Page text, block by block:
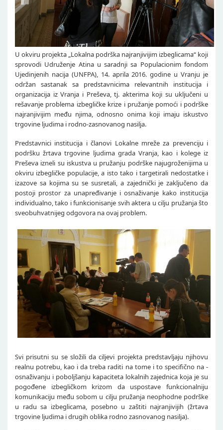
U okviru projekta „Lokalna podrška najranjivijim izbeglicama“ koji
sprovodi Udruženje Atina u saradnji sa Populacionim fondom
Ujedinjenih nacija (UNFPA), 14. aprila 2016. godine u Vranju je
održan sastanak sa predstavnicima relevantnih institucija i
organizacija iz Vranja i Preševa, tj. akterima koji su uključeni u
rešavanje problema izbegličke krize i pružanje pomoći i podrške
najranjivijim među njima, odnosno onima koji imaju iskustvo
trgovine ljudima i rodno-zasnovanog nasilja.
Predstavnici institucija i članovi Lokalne mreže za prevenciju i
podršku žrtava trgovine ljudima grada Vranja, kao i kolege iz
Preševa izneli su iskustva u pružanju podrške najugroženijima u
okviru izbegličke populacije, a isto tako i targetirali nedostatke i
izazove sa kojima su se susretali, a zajednički je zaključeno da
postoji prostor za unapređivanje i osnaživanje kako institucija
individualno, tako i funkcionisanje svih aktera u cilju pružanja što
sveobuhvatnijeg odgovora na ovaj problem.
Svi prisutni su se složili da ciljevi projekta predstavljaju njihovu
realnu potrebu, kao i da treba raditi na tome i to specifično na -
osnaživanju i poboljšanju kapaciteta lokalnih zajednica koja je su
pogođene izbegličkom krizom da uspostave funkcionalniju
komunikaciju među sobom u cilju pružanja neophodne podrške
u radu sa izbeglicama, posebno u zaštiti najranjivijih (žrtava
trgovine ljudima i drugih oblika rodno zasnovanog nasilja).